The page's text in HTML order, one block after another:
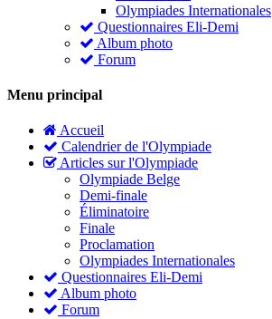
Olympiades Internationales
Questionnaires Eli-Demi
Album photo
Forum
Menu principal
Accueil
Calendrier de l'Olympiade
Articles sur l'Olympiade
Olympiade Belge
Demi-finale
Éliminatoire
Finale
Proclamation
Olympiades Internationales
Questionnaires Eli-Demi
Album photo
Forum